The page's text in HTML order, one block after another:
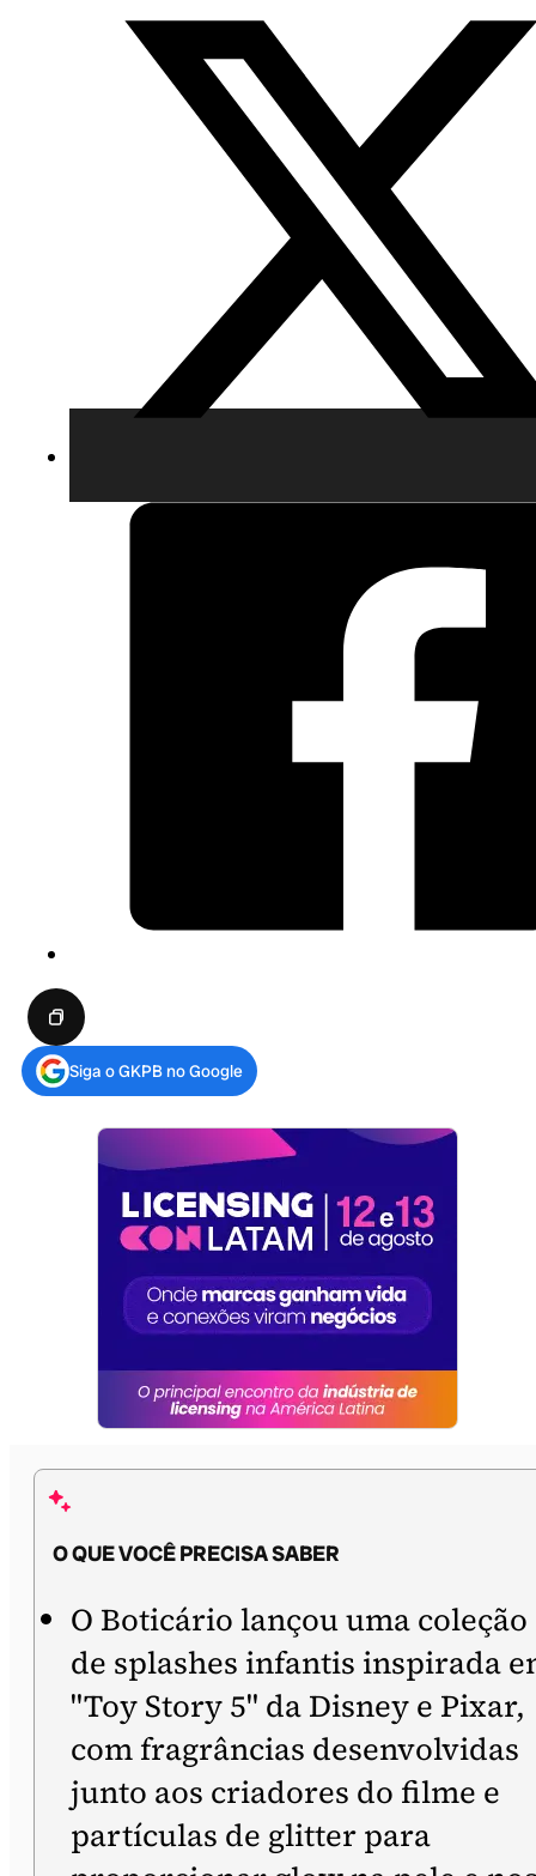
Siga o GKPB no Google
O QUE VOCÊ PRECISA SABER
O Boticário lançou uma coleção
de splashes infantis inspirada
"Toy Story 5" da Disney e Pixar,
com fragrâncias desenvolvidas
junto aos criadores do filme e
partículas de glitter para